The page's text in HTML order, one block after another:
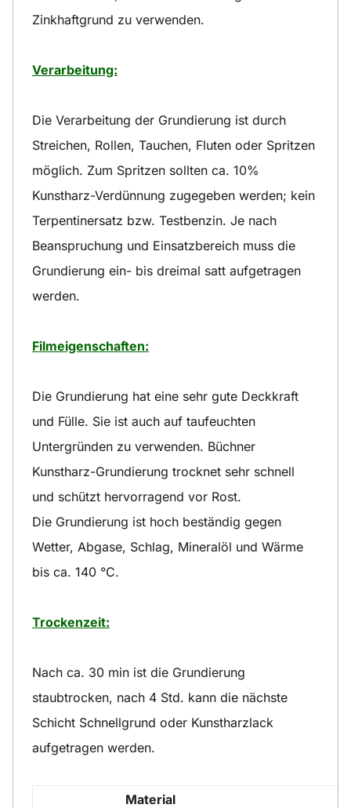
Zinkhaftgrund zu verwenden.
Verarbeitung:
Die Verarbeitung der Grundierung ist durch
Streichen, Rollen, Tauchen, Fluten oder Spritzen
möglich. Zum Spritzen sollten ca. 10%
Kunstharz-Verdünnung zugegeben werden; kein
Terpentinersatz bzw. Testbenzin. Je nach
Beanspruchung und Einsatzbereich muss die
Grundierung ein- bis dreimal satt aufgetragen
werden.
Filmeigenschaften:
Die Grundierung hat eine sehr gute Deckkraft
und Fülle. Sie ist auch auf taufeuchten
Untergründen zu verwenden. Büchner
Kunstharz-Grundierung trocknet sehr schnell
und schützt hervorragend vor Rost.
Die Grundierung ist hoch beständig gegen
Wetter, Abgase, Schlag, Mineralöl und Wärme
bis ca. 140 °C.
Trockenzeit:
Nach ca. 30 min ist die Grundierung
staubtrocken, nach 4 Std. kann die nächste
Schicht Schnellgrund oder Kunstharzlack
aufgetragen werden.
Material